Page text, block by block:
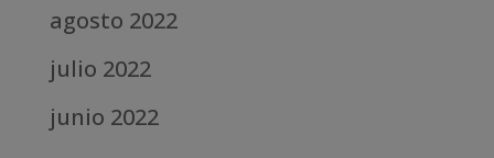
agosto 2022
julio 2022
junio 2022